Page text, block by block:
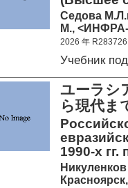
Седова
М., <ИНФРА-
2026 年 R283726
Учебник
ユーラシ
ら現代ま
1990-х